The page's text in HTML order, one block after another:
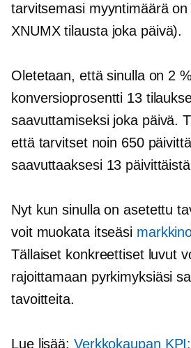
tarvitsemasi myyntimäärä
XNUMX tilausta joka päivä).
Oletetaan, että sinulla on 2 %
konversioprosentti 13
saavuttamiseksi joka päivä.
että tarvitset noin 650
saavuttaaksesi 13
Nyt kun sinulla on asetettu
voit muokata itseäsi
Tällaiset konkreettiset luvut
rajoittamaan pyrkimyksiäsi
tavoitteita.
Lue lisää: Verkkokaupan